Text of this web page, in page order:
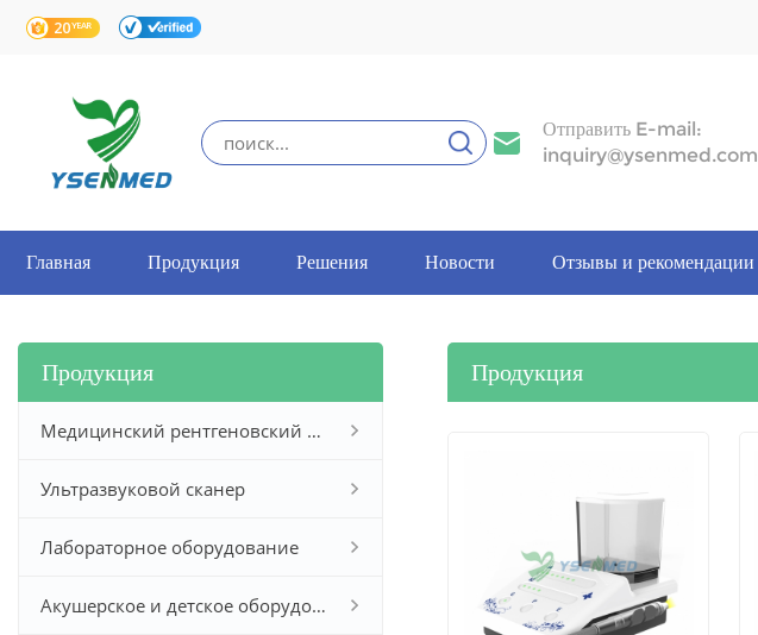
Отправить E-mail:
inquiry@ysenmed.com
Главная Продукция Решения Новости Отзывы и рекомендации
Продукция
Медицинский рентгеновский аппарат
Ультразвуковой сканер
Лабораторное оборудование
Акушерское и детское оборудование
Продукция